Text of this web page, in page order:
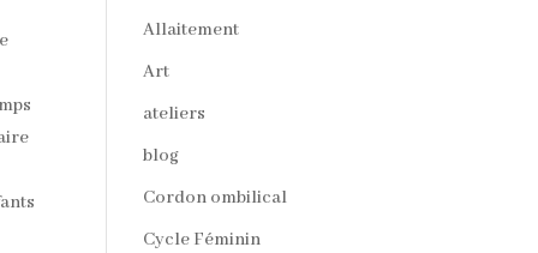
Allaitement
Art
ateliers
blog
Cordon ombilical
Cycle Féminin